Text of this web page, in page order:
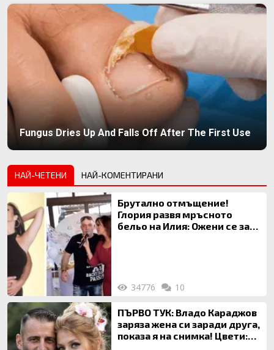
Fungus Dries Up And Falls Off After The First Use
НАЙ-ЧЕТЕНИ НАЙ-КОМЕНТИРАНИ
Брутално отмъщение!
Глория развя мръсното
бельо на Илия: Ожени се за
34776 10
ПЪРВО ТУК: Владо Караджов
заряза жена си заради друга,
показа я на снимка! Цвети: